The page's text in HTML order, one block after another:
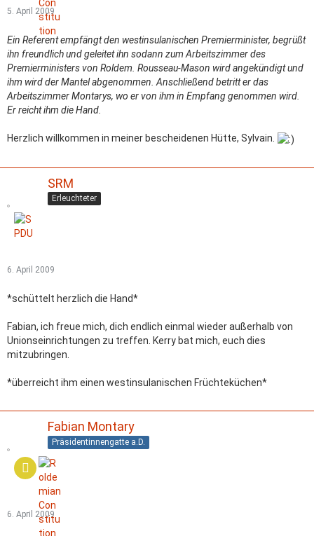
5. April 2009
Ein Referent empfängt den westinsulanischen Premierminister, begrüßt
ihn freundlich und geleitet ihn sodann zum Arbeitszimmer des
Premierministers von Roldem. Rousseau-Mason wird angekündigt und
ihm wird der Mantel abgenommen. Anschließend betritt er das
Arbeitszimmer Montarys, wo er von ihm in Empfang genommen wird.
Er reicht ihm die Hand.
Herzlich willkommen in meiner bescheidenen Hütte, Sylvain.
SRM
Erleuchteter
6. April 2009
*schüttelt herzlich die Hand*
Fabian, ich freue mich, dich endlich einmal wieder außerhalb von
Unionseinrichtungen zu treffen. Kerry bat mich, euch dies
mitzubringen.
*überreicht ihm einen westinsulanischen Früchteküchen*
Fabian Montary
Präsidentinnengatte a.D.
6. April 2009